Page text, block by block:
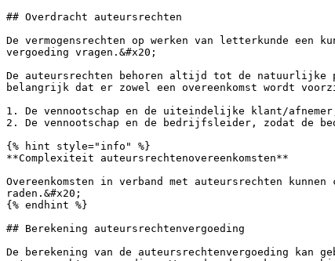
## Overdracht auteursrechten
De vermogensrechten op werken van letterkunde
vergoeding vragen.&#x20;
De auteursrechten behoren altijd tot de natuurlijke
belangrijk dat er zowel een overeenkomst wordt
1. De vennootschap en de uiteindelijke klant/
2. De vennootschap en de bedrijfsleider, zodat de
{% hint style="info" %}
**Complexiteit auteursrechtenovereenkomsten**
Overeenkomsten in verband met auteursrechten
raden.&#x20;
{% endhint %}
## Berekening auteursrechtenvergoeding
De berekening van de auteursrechtenvergoeding